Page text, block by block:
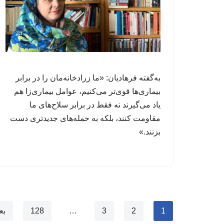
به‌گفته فرهادیان: «ما زرادخانه‌مان را در برابر
بیماری‌ها قوی‌تر می‌کنیم، عوامل‌ بیماری‌زا هم
یاد می‌گیرند نه فقط در برابر سلاح‌های ما
مقاومت کنند، بلکه به حمله‌های جدیدتری دست
بزنند.»
1
2
3
…
128